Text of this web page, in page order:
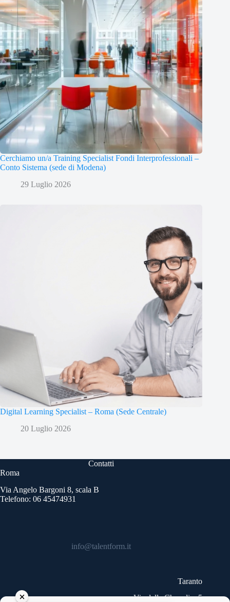
Cerchiamo un/a Training Specialist Fondi Interprofessionali –
Conto Sistema (sede di Modena)
29 Luglio 2026
Digital Learning Specialist – Roma (Sede Centrale)
20 Luglio 2026
Contatti
Roma
Via Angelo Bargoni 8, scala B
Telefono: 06 45474931
info@talentform.it
Taranto
Via delle Cheradi n.5